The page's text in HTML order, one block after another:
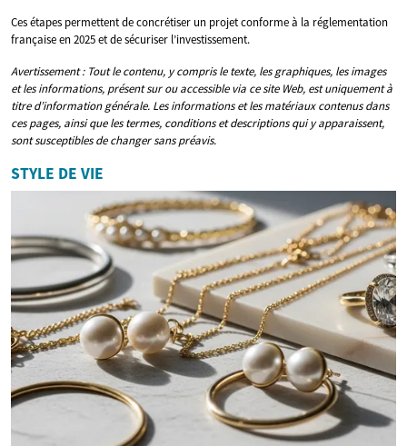
Ces étapes permettent de concrétiser un projet conforme à la réglementation
française en 2025 et de sécuriser l’investissement.
Avertissement : Tout le contenu, y compris le texte, les graphiques, les images
et les informations, présent sur ou accessible via ce site Web, est uniquement à
titre d’information générale. Les informations et les matériaux contenus dans
ces pages, ainsi que les termes, conditions et descriptions qui y apparaissent,
sont susceptibles de changer sans préavis.
STYLE DE VIE